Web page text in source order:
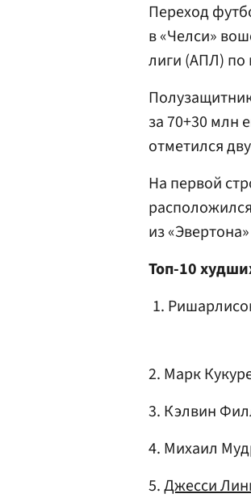
Переход
в «Челси»
лиги (АПЛ) по
за 70+30 млн
отметился
На первой
из
Топ-10
2. Марк
3. Кэлвин
4. Михаил
5.Джеccи